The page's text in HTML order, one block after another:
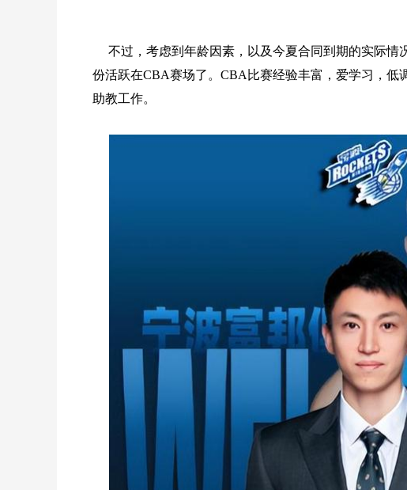
不过，考虑到年龄因素，以及今夏合同到期的实际情
份活跃在CBA赛场了。CBA比赛经验丰富，爱学习，低
助教工作。